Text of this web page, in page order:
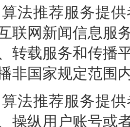
算法推荐服务提
联网新闻信息服
转载服务和传播
非国家规定范围
算法推荐服务提
操纵用户账号或